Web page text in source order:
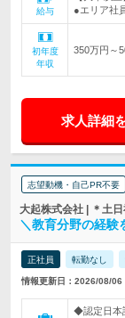
給与
●エリア社
初年度
年収
350万円～
求人詳細
志望動機・自己PR不要
大起株式会社 | ＊土
＼教育分野の経験
正社員 転勤なし
情報更新日：2026/08/06
◆認定日本